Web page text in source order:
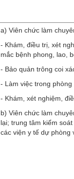
a) Viên chức làm
- Khám, điều trị, xét
mắc bệnh phong, lao,
- Bảo quản trông coi
- Làm việc trong
- Khám, xét nghiệm,
b) Viên chức làm
lại; trung tâm kiểm
các viện y tế dự phòng